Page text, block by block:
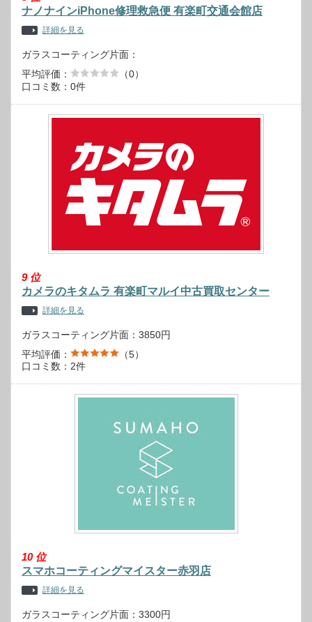
ナノナインiPhone修理救急便 有楽町交通会館店
詳細を見る
ガラスコーティング片面：
平均評価：
（0）
口コミ数：0件
9位
カメラのキタムラ 有楽町マルイ中古買取センター
詳細を見る
ガラスコーティング片面：3850円
平均評価：
（5）
口コミ数：2件
10位
スマホコーティングマイスター赤羽店
詳細を見る
ガラスコーティング片面：3300円